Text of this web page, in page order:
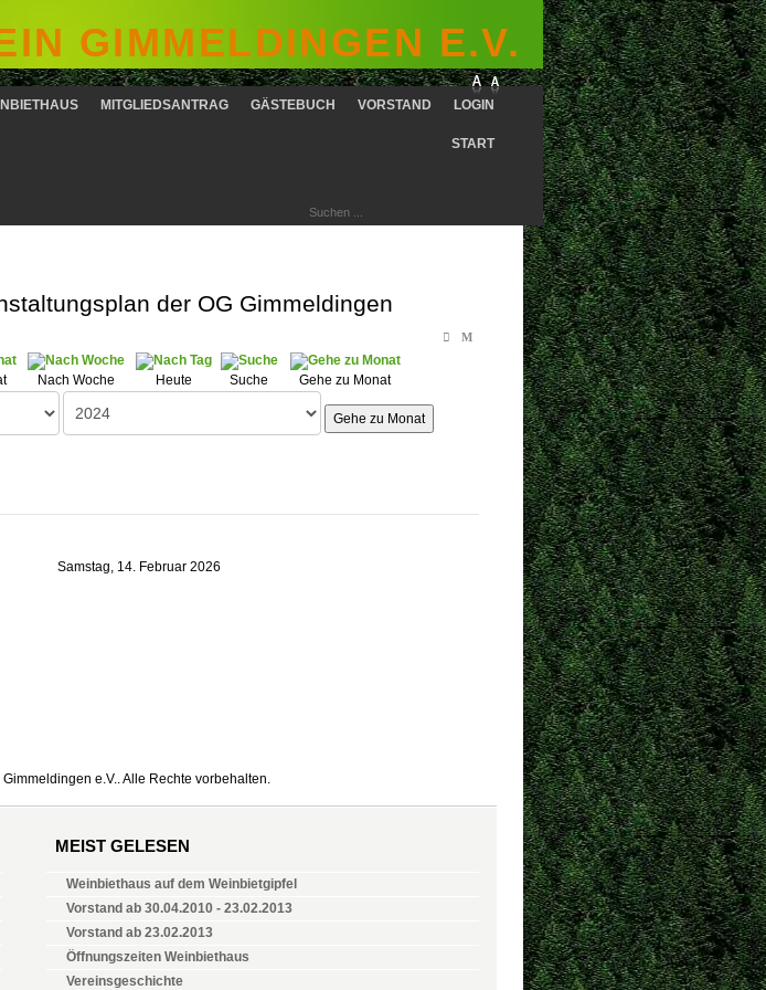
GIMMELDINGEN E.V.
LOGIN
VORSTAND
GÄSTEBUCH
MITGLIEDSANTRAG
START
der OG Gimmeldingen
Nach Woche Heute Suche Gehe zu Monat
Gehe zu Monat
Samstag, 14. Februar 2026
e.V.. Alle Rechte vorbehalten.
MEIST GELESEN
Weinbiethaus auf dem Weinbietgipfel
Vorstand ab 30.04.2010 - 23.02.2013
Vorstand ab 23.02.2013
Öffnungszeiten Weinbiethaus
Vereinsgeschichte